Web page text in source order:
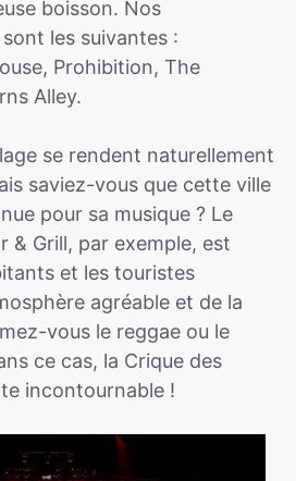
boisson. Nos
les suivantes :
Prohibition, The
Alley.
se rendent naturellement
saviez-vous que cette ville
pour sa musique ? Le
& Grill, par exemple, est
et les touristes
agréable et de la
vous le reggae ou le
ce cas, la Crique des
incontournable !